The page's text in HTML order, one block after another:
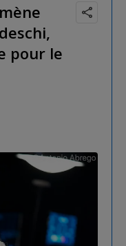
pour le